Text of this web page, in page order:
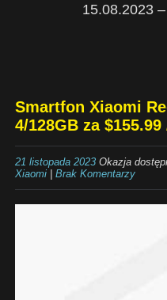
15.08.2023
Smartfon Xiaomi
4/128GB za $155.99
21 listopada 2023Okazja
Xiaomi| Brak Komentarzy